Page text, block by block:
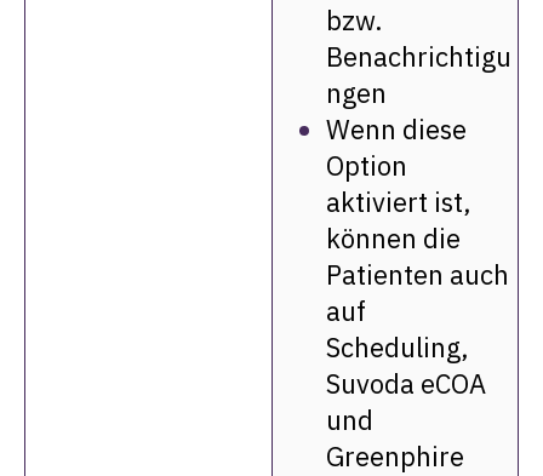
bzw.
Benachrichtigu
ngen
Wenn diese
Option
aktiviert ist,
können die
Patienten auch
auf
Scheduling,
Suvoda eCOA
und
Greenphire